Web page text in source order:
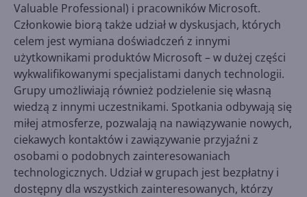
Valuable Professional) i pracowników Microsoft.
Członkowie biorą także udział w dyskusjach, których
celem jest wymiana doświadczeń z innymi
użytkownikami produktów Microsoft – w dużej części
wykwalifikowanymi specjalistami danych technologii.
Grupy umożliwiają również podzielenie się własną
wiedzą z innymi uczestnikami. Spotkania odbywają się
miłej atmosferze, pozwalają na nawiązywanie nowych,
ciekawych kontaktów i zawiązywanie przyjaźni z
osobami o podobnych zainteresowaniach
technologicznych. Udział w grupach jest bezpłatny i
dostępny dla wszystkich zainteresowanych, którzy